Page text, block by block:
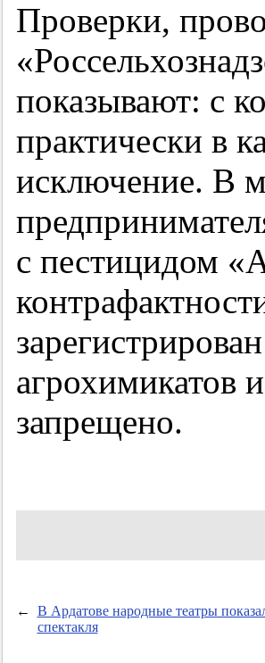
Проверки,
показывают: с
практически в
исключение. В
с пестицидом
агрохимикатов
запрещено.
←
В Ардатове народные театры
спектакля